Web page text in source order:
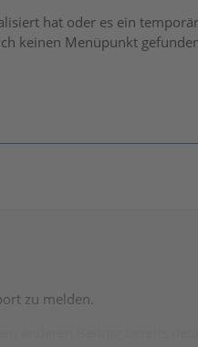
hat oder es ein
keinen Menüpunkt
zu melden.